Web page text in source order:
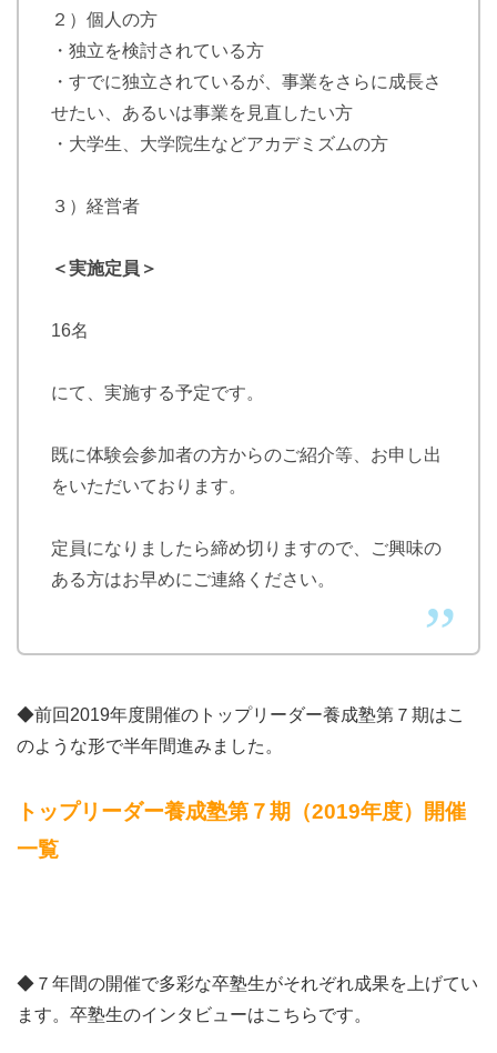
２）個人の方
・独立を検討されている方
・すでに独立されているが、事業をさらに成長さ
せたい、あるいは事業を見直したい方
・大学生、大学院生などアカデミズムの方
３）経営者
＜実施定員＞
16名
にて、実施する予定です。
既に体験会参加者の方からのご紹介等、お申し出
をいただいております。
定員になりましたら締め切りますので、ご興味の
ある方はお早めにご連絡ください。
◆前回2019年度開催のトップリーダー養成塾第７期はこ
のような形で半年間進みました。
トップリーダー養成塾第７期（2019年度）開催
一覧
◆７年間の開催で多彩な卒塾生がそれぞれ成果を上げてい
ます。卒塾生のインタビューはこちらです。